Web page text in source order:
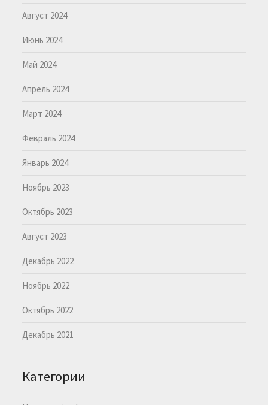
Август 2024
Июнь 2024
Май 2024
Апрель 2024
Март 2024
Февраль 2024
Январь 2024
Ноябрь 2023
Октябрь 2023
Август 2023
Декабрь 2022
Ноябрь 2022
Октябрь 2022
Декабрь 2021
Категории